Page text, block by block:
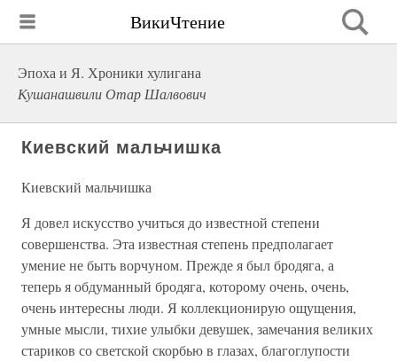
ВикиЧтение
Эпоха и Я. Хроники хулигана
Кушанашвили Отар Шалвович
Киевский мальчишка
Киевский мальчишка
Я довел искусство учиться до известной степени
совершенства. Эта известная степень предполагает
умение не быть ворчуном. Прежде я был бродяга, а
теперь я обдуманный бродяга, которому очень, очень,
очень интересны люди. Я коллекционирую ощущения,
умные мысли, тихие улыбки девушек, замечания великих
стариков со светской скорбью в глазах, благоглупости